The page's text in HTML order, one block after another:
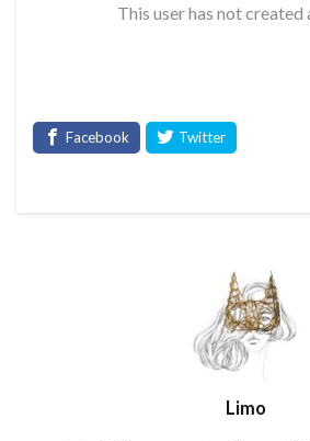
This user has not created
Limo